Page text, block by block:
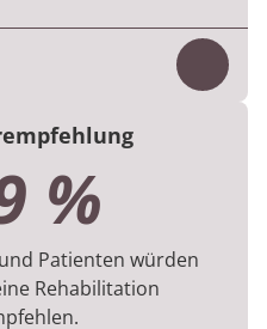
der digitalen
Aufenthaltes
auf 641 Befragungen
%
Patienten würden
Rehabilitation